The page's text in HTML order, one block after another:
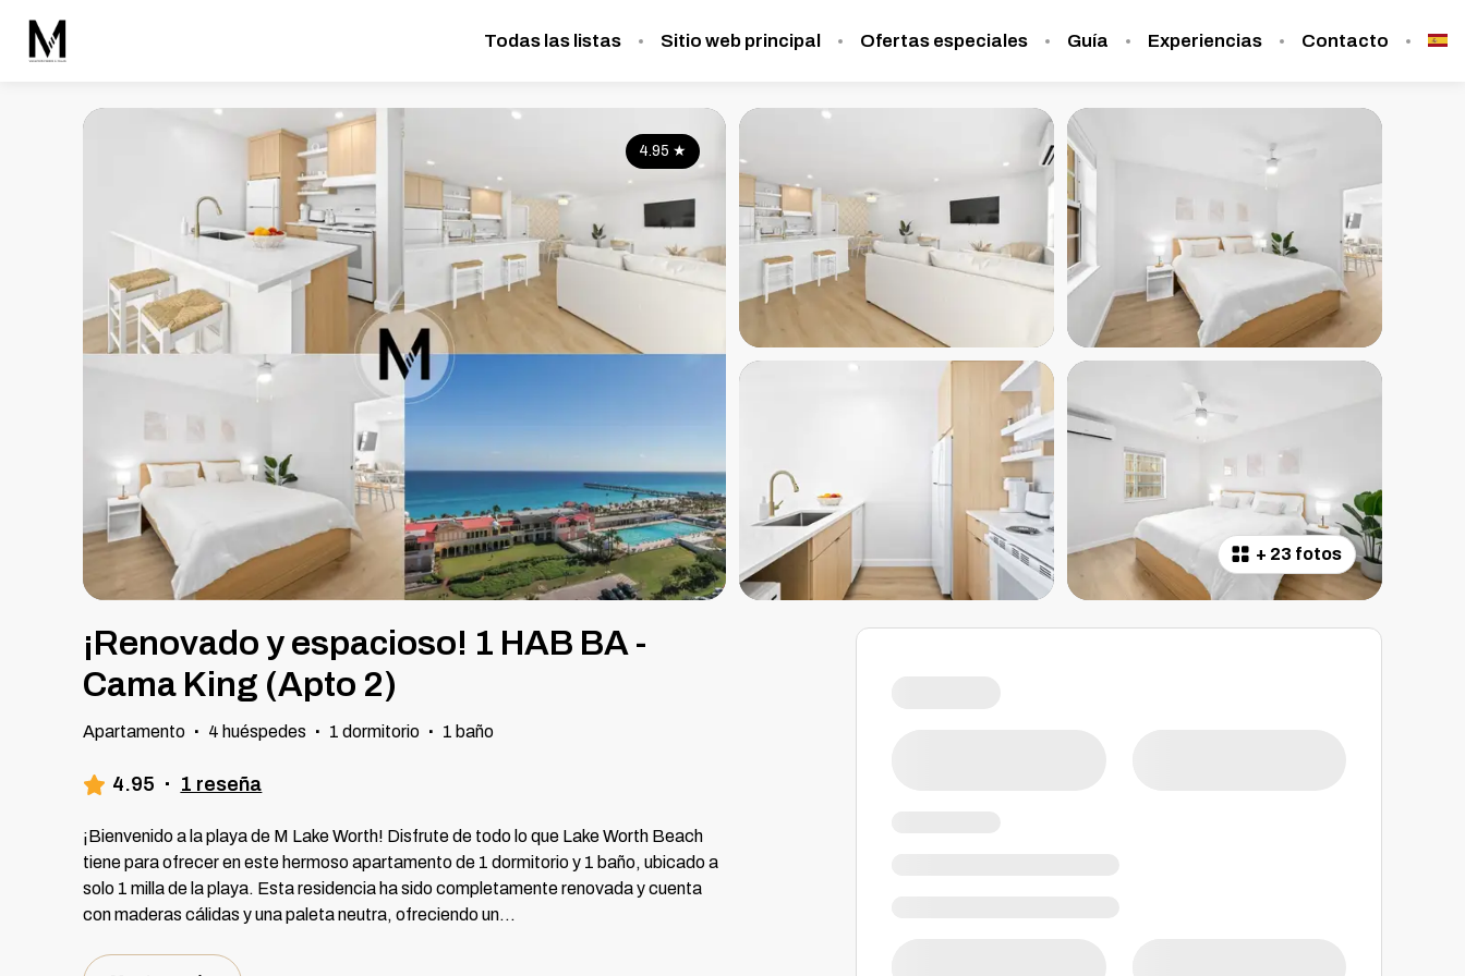
Todas las listas Sitio web principal Ofertas especiales Guía Experiencias Contacto
+ 23 fotos
4.95 ★
¡Renovado y espacioso! 1 HAB BA -
Cama King (Apto 2)
Apartamento · 4 huéspedes · 1 dormitorio · 1 baño
4.95 · 1 reseña
¡Bienvenido a la playa de M Lake Worth! Disfrute de todo lo que Lake Worth Beach
tiene para ofrecer en este hermoso apartamento de 1 dormitorio y 1 baño, ubicado a
solo 1 milla de la playa. Esta residencia ha sido completamente renovada y cuenta
con maderas cálidas y una paleta neutra, ofreciendo un...